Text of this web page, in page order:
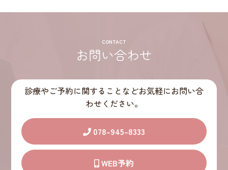
CONTACT
お問い合わせ
診療やご予約に関することなどお気軽にお問い合
わせください。
078-945-8333
WEB予約